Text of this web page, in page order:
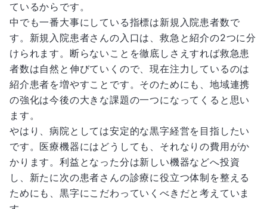
ているからです。
中でも一番大事にしている指標は新規入院患者数で
す。新規入院患者さんの入口は、救急と紹介の2つに分
けられます。断らないことを徹底しさえすれば救急患
者数は自然と伸びていくので、現在注力しているのは
紹介患者を増やすことです。そのためにも、地域連携
の強化は今後の大きな課題の一つになってくると思い
ます。
やはり、病院としては安定的な黒字経営を目指したい
です。医療機器にはどうしても、それなりの費用がか
かります。利益となった分は新しい機器などへ投資
し、新たに次の患者さんの診療に役立つ体制を整える
ためにも、黒字にこだわっていくべきだと考えていま